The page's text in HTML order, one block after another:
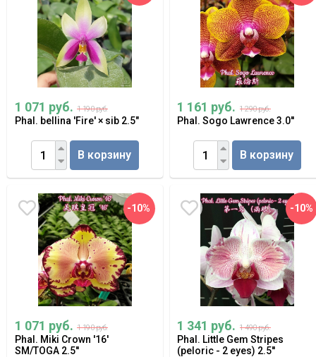
1 071 руб. 1 190 руб.
Phal. bellina 'Fire' × sib 2.5"
В корзину
1 161 руб. 1 290 руб.
Phal. Sogo Lawrence 3.0''
В корзину
-10%
1 071 руб. 1 190 руб.
Phal. Miki Crown '16'
SM/TOGA 2.5''
-10%
1 341 руб. 1 490 руб.
Phal. Little Gem Stripes
(peloric - 2 eyes) 2.5''